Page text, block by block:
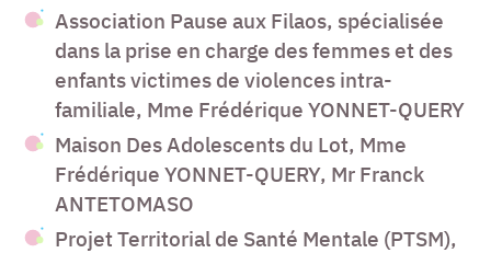
Association Pause aux Filaos, spécialisée
dans la prise en charge des femmes et des
enfants victimes de violences intra-
familiale, Mme Frédérique YONNET-QUERY
Maison Des Adolescents du Lot, Mme
Frédérique YONNET-QUERY, Mr Franck
ANTETOMASO
Projet Territorial de Santé Mentale (PTSM),